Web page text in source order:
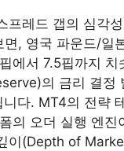
프레드 갭의 심각
, 영국 파운드/
에서 7.5핍까지
의 금리 결
다. MT4의 전략
의 오더 실행 엔
이(Depth of